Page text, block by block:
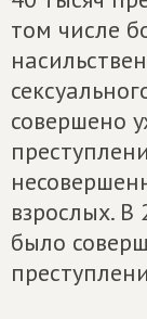
том числе
совершено
взрослых.
было